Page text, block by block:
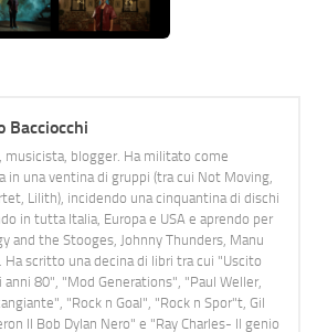
Bacciocchi
musicista, blogger. Ha militato come
in una ventina di gruppi (tra cui Not Moving,
Lilith), incidendo una cinquantina di dischi
in tutta Italia, Europa e USA e aprendo per
and the Stooges, Johnny Thunders, Manu
Ha scritto una decina di libri tra cui "Uscito
anni 80", "Mod Generations", "Paul Weller,
"Rock n Goal", "Rock n Spor"t, Gil
Il Bob Dylan Nero" e "Ray Charles- Il genio